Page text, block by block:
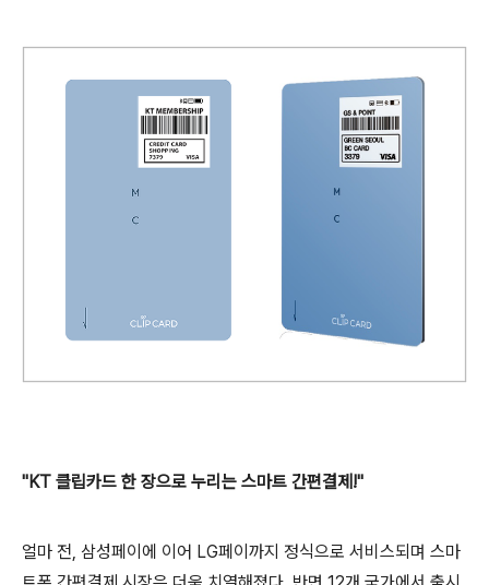
"KT 클립카드 한 장으로 누리는 스마트 간편결제!"
얼마 전, 삼성페이에 이어 LG페이까지 정식으로 서비스되며 스마